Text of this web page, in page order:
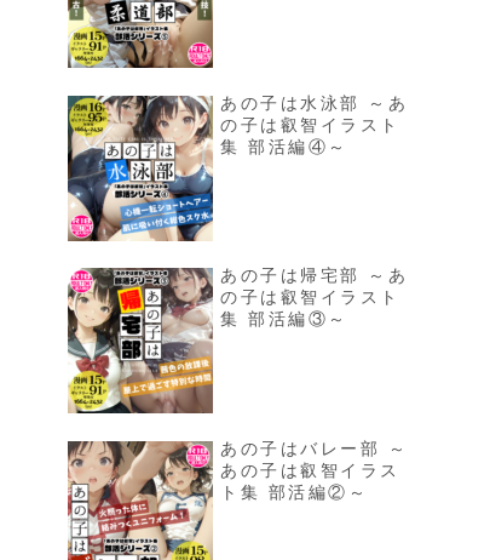
あの子は水泳部 ～あ
の子は叡智イラスト
集 部活編④～
あの子は帰宅部 ～あ
の子は叡智イラスト
集 部活編③～
あの子はバレー部 ～
あの子は叡智イラス
ト集 部活編②～